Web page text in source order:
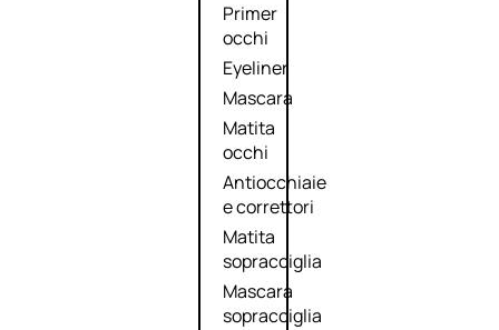
Primer
occhi
Eyeliner
Mascara
Matita
occhi
Antiocchiaie
e correttori
Matita
sopracciglia
Mascara
sopracciglia